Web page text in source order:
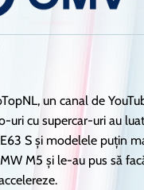
un canal de
uri cu supercar-uri au
S și modelele puțin
M5 și le-au pus să